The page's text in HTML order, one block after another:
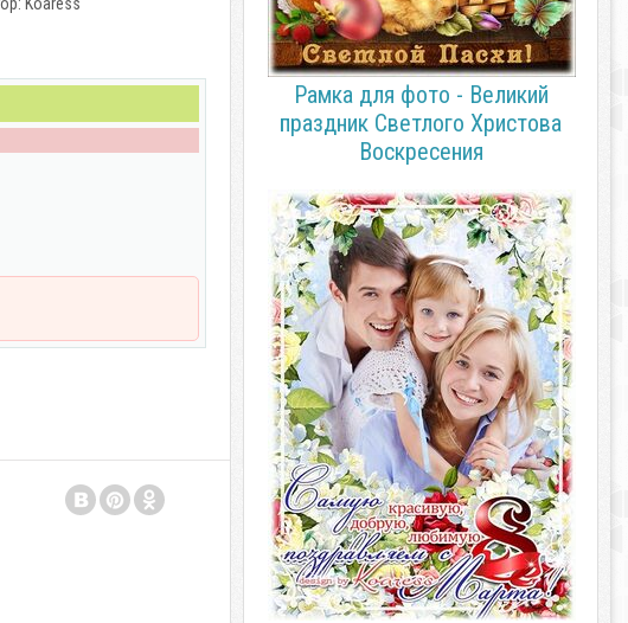
Рамка для фото - Великий
праздник Светлого Христова
Воскресения